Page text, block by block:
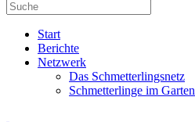
Start
Berichte
Netzwerk
Das Schmetterlingsnetz
Schmetterlinge im Garten